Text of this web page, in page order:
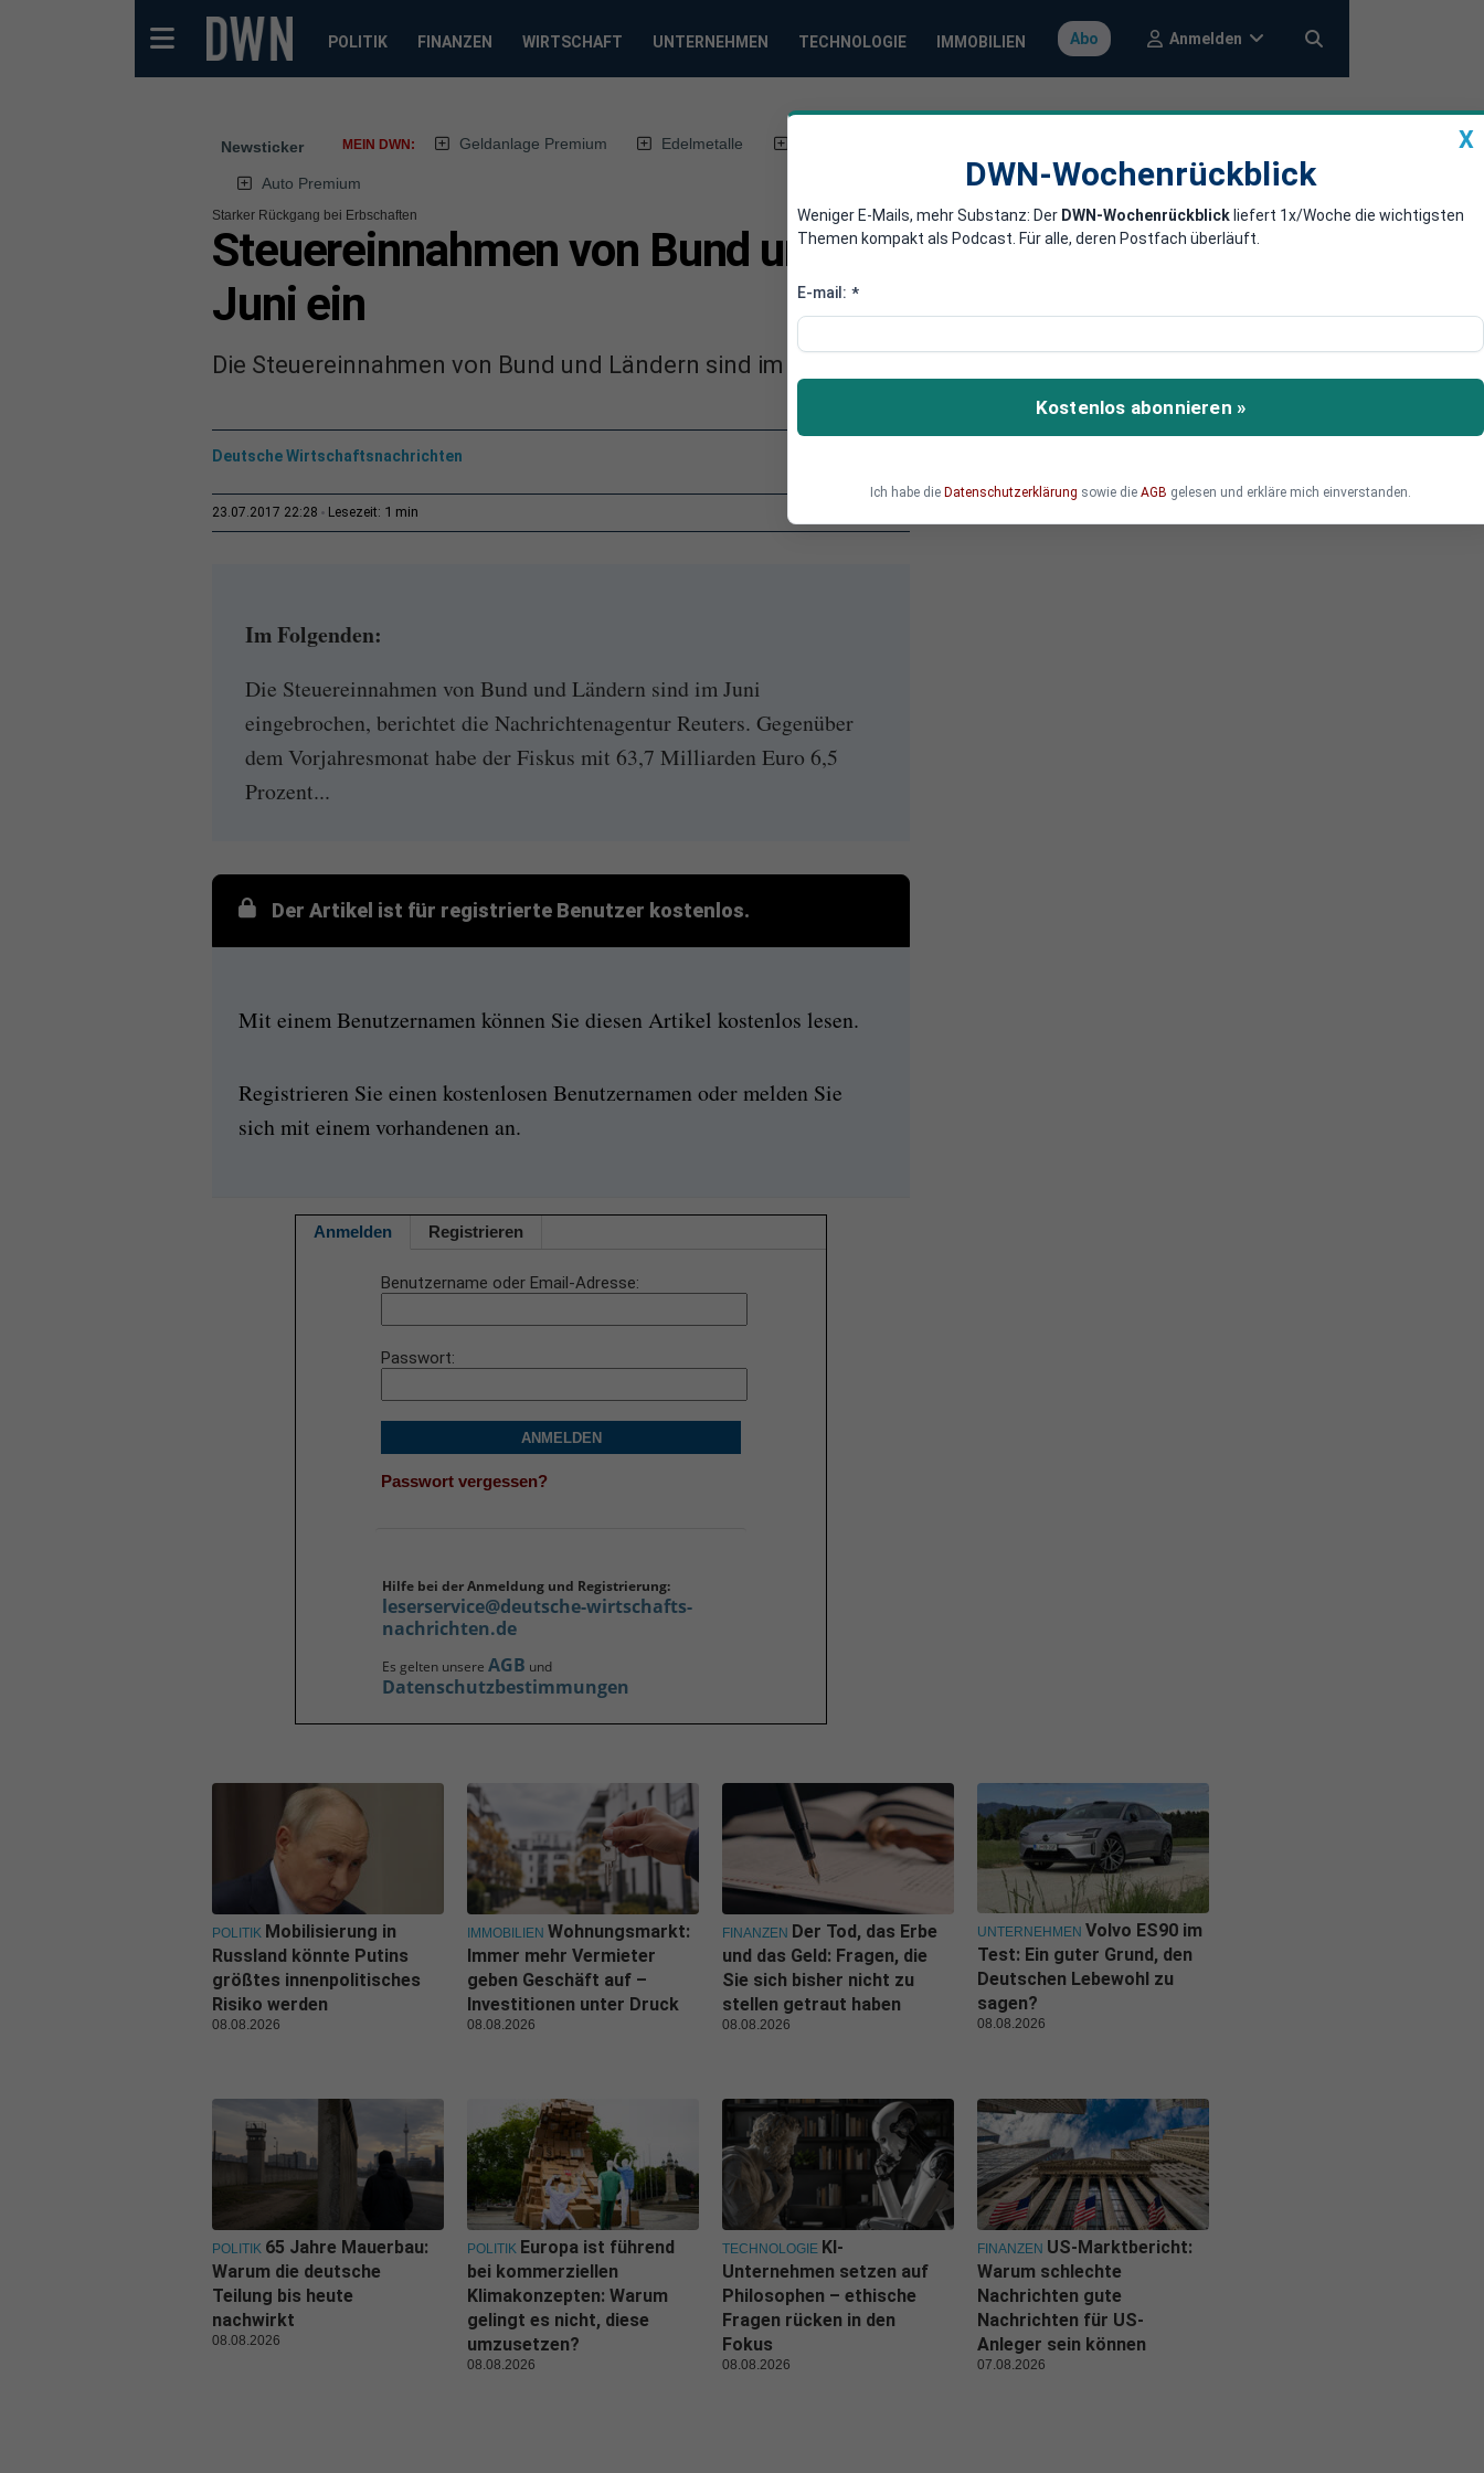
POLITIK FINANZEN WIRTSCHAFT UNTERNEHMEN TECHNOLOGIE IMMOBILIEN Abo Anmelden
Newsticker MEIN DWN: Geldanlage Premium Edelmetalle
Auto Premium
Starker Rückgang bei Erbschaften
Steuereinnahmen von Bund und Ländern brechen im
Juni ein
Die Steuereinnahmen von Bund und Ländern sind im Juni eingebrochen.
Deutsche Wirtschaftsnachrichten
23.07.2017 22:28 Lesezeit: 1 min
Im Folgenden:
Die Steuereinnahmen von Bund und Ländern sind im Juni
eingebrochen, berichtet die Nachrichtenagentur Reuters. Gegenüber
dem Vorjahresmonat habe der Fiskus mit 63,7 Milliarden Euro 6,5
Prozent...
Der Artikel ist für registrierte Benutzer kostenlos.
Mit einem Benutzernamen können Sie diesen Artikel kostenlos lesen.
Registrieren Sie einen kostenlosen Benutzernamen oder melden Sie
sich mit einem vorhandenen an.
Anmelden Registrieren
Benutzername oder Email-Adresse
Passwort
ANMELDEN
Passwort vergessen?
Hilfe bei der Anmeldung und Registrierung:
leserservice@deutsche-wirtschafts-
nachrichten.de
Es gelten unsere AGB und
Datenschutzbestimmungen
X
DWN-Wochenrückblick
Weniger E-Mails, mehr Substanz: Der DWN-Wochenrückblick liefert 1x/Woche die wichtigsten
Themen kompakt als Podcast. Für alle, deren Postfach überläuft.
E-mail: *
Kostenlos abonnieren »
Ich habe die Datenschutzerklärung sowie die AGB gelesen und erkläre mich einverstanden.
POLITIK Mobilisierung in
Russland könnte Putins
größtes innenpolitisches
Risiko werden
08.08.2026
IMMOBILIEN Wohnungsmarkt:
Immer mehr Vermieter
geben Geschäft auf –
Investitionen unter Druck
08.08.2026
FINANZEN Der Tod, das Erbe
und das Geld: Fragen, die
Sie sich bisher nicht zu
stellen getraut haben
08.08.2026
UNTERNEHMEN Volvo ES90 im
Test: Ein guter Grund, den
Deutschen Lebewohl zu
sagen?
08.08.2026
POLITIK 65 Jahre Mauerbau:
Warum die deutsche
Teilung bis heute
nachwirkt
08.08.2026
POLITIK Europa ist führend
bei kommerziellen
Klimakonzepten: Warum
gelingt es nicht, diese
umzusetzen?
08.08.2026
TECHNOLOGIE KI-
Unternehmen setzen auf
Philosophen – ethische
Fragen rücken in den
Fokus
08.08.2026
FINANZEN US-Marktbericht:
Warum schlechte
Nachrichten gute
Nachrichten für US-
Anleger sein können
07.08.2026